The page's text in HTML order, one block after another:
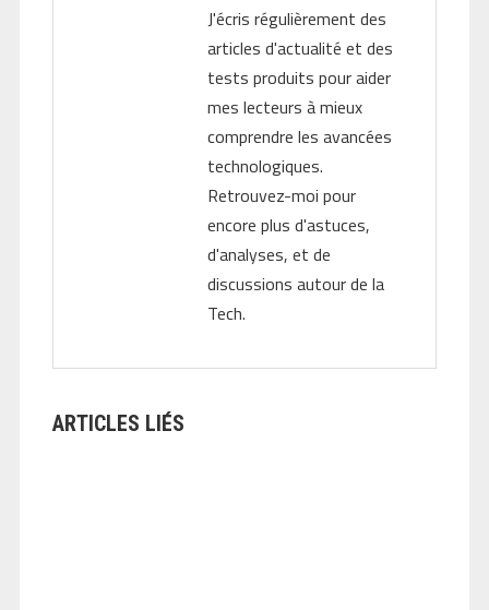
J'écris régulièrement des
articles d'actualité et des
tests produits pour aider
mes lecteurs à mieux
comprendre les avancées
technologiques.
Retrouvez-moi pour
encore plus d'astuces,
d'analyses, et de
discussions autour de la
Tech.
ARTICLES LIÉS